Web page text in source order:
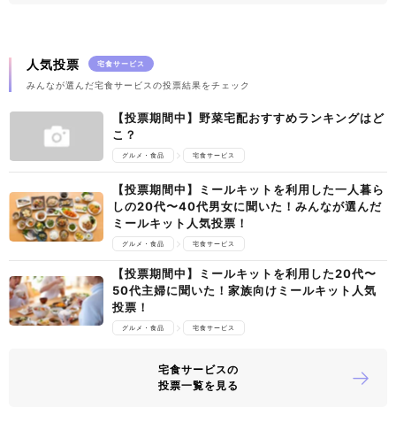
人気投票 宅食サービス
みんなが選んだ宅食サービスの投票結果をチェック
【投票期間中】野菜宅配おすすめランキングはど
こ？
グルメ・食品 宅食サービス
【投票期間中】ミールキットを利用した一人暮ら
しの20代〜40代男女に聞いた！みんなが選んだ
ミールキット人気投票！
グルメ・食品 宅食サービス
【投票期間中】ミールキットを利用した20代〜
50代主婦に聞いた！家族向けミールキット人気
投票！
グルメ・食品 宅食サービス
宅食サービスの
投票一覧を見る